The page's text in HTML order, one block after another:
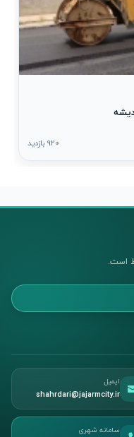
920 بازدید
است.
ایمیل
shahrdari@jajarmcity.ir
سامانه شهری